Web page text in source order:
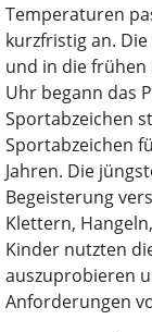
Temperaturen
kurzfristig an.
und in die frühen
Uhr begann das
Sportabzeichen
Sportabzeichen
Jahren. Die
Begeisterung
Klettern,
Kinder nutzten
auszuprobieren
Anforderungen